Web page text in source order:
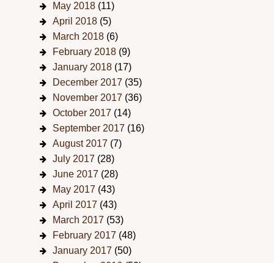
May 2018 (11)
April 2018 (5)
March 2018 (6)
February 2018 (9)
January 2018 (17)
December 2017 (35)
November 2017 (36)
October 2017 (14)
September 2017 (16)
August 2017 (7)
July 2017 (28)
June 2017 (28)
May 2017 (43)
April 2017 (43)
March 2017 (53)
February 2017 (48)
January 2017 (50)